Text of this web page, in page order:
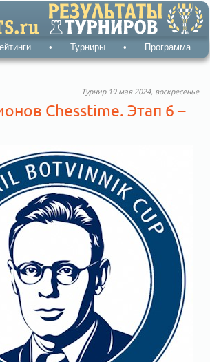
• Турниры • Программа
Турнир 19 мая 2024, воскресенье
Chesstime. Этап 6 –